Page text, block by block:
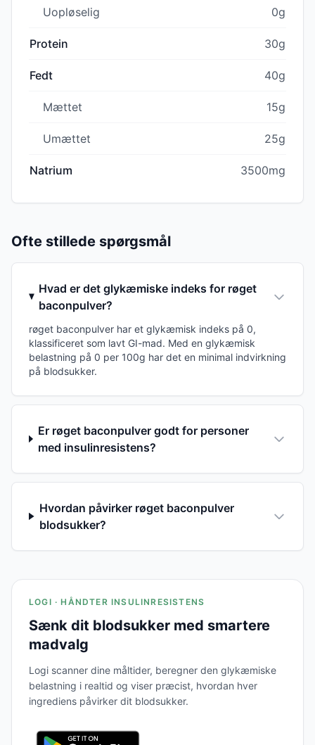
Uopløselig 0g
Protein 30g
Fedt 40g
Mættet 15g
Umættet 25g
Natrium 3500mg
Ofte stillede spørgsmål
Hvad er det glykæmiske indeks for røget
baconpulver?
røget baconpulver har et glykæmisk indeks på 0,
klassificeret som lavt GI-mad. Med en glykæmisk
belastning på 0 per 100g har det en minimal indvirkning
på blodsukker.
Er røget baconpulver godt for personer
med insulinresistens?
Hvordan påvirker røget baconpulver
blodsukker?
LOGI · HÅNDTER INSULINRESISTENS
Sænk dit blodsukker med smartere
madvalg
Logi scanner dine måltider, beregner den glykæmiske
belastning i realtid og viser præcist, hvordan hver
ingrediens påvirker dit blodsukker.